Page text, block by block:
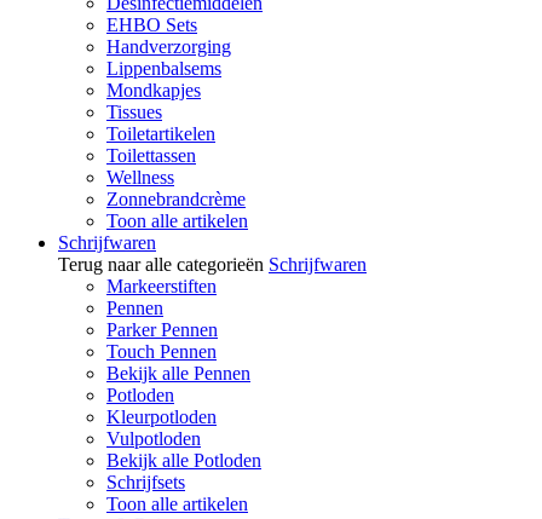
EHBO Sets
Handverzorging
Lippenbalsems
Mondkapjes
Tissues
Toiletartikelen
Toilettassen
Wellness
Zonnebrandcrème
Toon alle artikelen
Schrijfwaren
Terug naar alle categorieën Schrijfwaren
Markeerstiften
Pennen
Parker Pennen
Touch Pennen
Bekijk alle Pennen
Potloden
Kleurpotloden
Vulpotloden
Bekijk alle Potloden
Schrijfsets
Toon alle artikelen